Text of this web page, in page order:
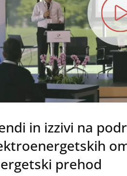
in izzivi na
prehod